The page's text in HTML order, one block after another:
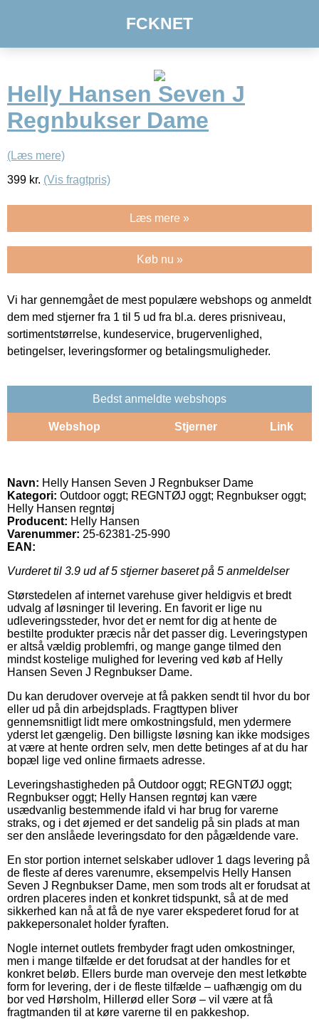
FCKNET
Helly Hansen Seven J
Regnbukser Dame
(Læs mere)
399 kr. (Vis fragtpris)
Læs mere »
Køb nu »
Vi har gennemgået de mest populære webshops og anmeldt
dem med stjerner fra 1 til 5 ud fra bl.a. deres prisniveau,
sortimentstørrelse, kundeservice, brugervenlighed,
betingelser, leveringsformer og betalingsmuligheder.
Bedst anmeldte webshops
Webshop Stjerner Link
Navn: Helly Hansen Seven J Regnbukser Dame
Kategori: Outdoor oggt; REGNTØJ oggt; Regnbukser oggt;
Helly Hansen regntøj
Producent: Helly Hansen
Varenummer: 25-62381-25-990
EAN:
Vurderet til 3.9 ud af 5 stjerner baseret på 5 anmeldelser
Størstedelen af internet varehuse giver heldigvis et bredt
udvalg af løsninger til levering. En favorit er lige nu
udleveringssteder, hvor det er nemt for dig at hente de
bestilte produkter præcis når det passer dig. Leveringstypen
er altså vældig problemfri, og mange gange tilmed den
mindst kostelige mulighed for levering ved køb af Helly
Hansen Seven J Regnbukser Dame.
Du kan derudover overveje at få pakken sendt til hvor du bor
eller ud på din arbejdsplads. Fragttypen bliver
gennemsnitligt lidt mere omkostningsfuld, men ydermere
yderst let gængelig. Den billigste løsning kan ikke modsiges
at være at hente ordren selv, men dette betinges af at du har
bopæl lige ved online firmaets adresse.
Leveringshastigheden på Outdoor oggt; REGNTØJ oggt;
Regnbukser oggt; Helly Hansen regntøj kan være
usædvanlig bestemmende ifald vi har brug for varerne
straks, og i det øjemed er det sandelig på sin plads at man
ser den anslåede leveringsdato for den pågældende vare.
En stor portion internet selskaber udlover 1 dags levering på
de fleste af deres varenumre, eksempelvis Helly Hansen
Seven J Regnbukser Dame, men som trods alt er forudsat at
ordren placeres inden et konkret tidspunkt, så at de med
sikkerhed kan nå at få de nye varer ekspederet forud for at
pakkepersonalet holder fyraften.
Nogle internet outlets frembyder fragt uden omkostninger,
men i mange tilfælde er det forudsat at der handles for et
konkret beløb. Ellers burde man overveje den mest letkøbte
form for levering, der i de fleste tilfælde – uafhængig om du
bor ved Hørsholm, Hillerød eller Sorø – vil være at få
fragtmanden til at køre varerne til en pakkeshop.